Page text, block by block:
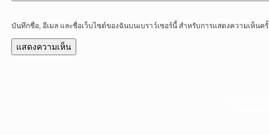
บันทึกชื่อ, อีเมล และชื่อเว็บไซต์ของฉันบนเบราว์เซอร์นี้ สำหรับการแสดงความเห็นค